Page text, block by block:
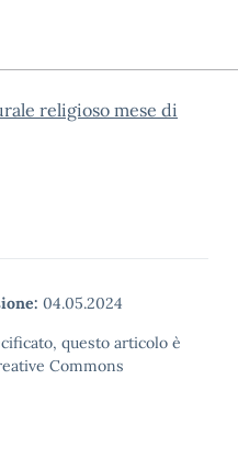
religioso mese di
04.05.2024
questo articolo è
Commons